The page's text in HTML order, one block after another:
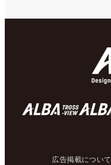
広告掲載について